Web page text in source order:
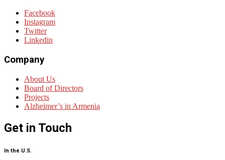
Facebook
Instagram
Twitter
Linkedin
Company
About Us
Board of Directors
Projects
Alzheimer’s in Armenia
Get in Touch
In the U.S.